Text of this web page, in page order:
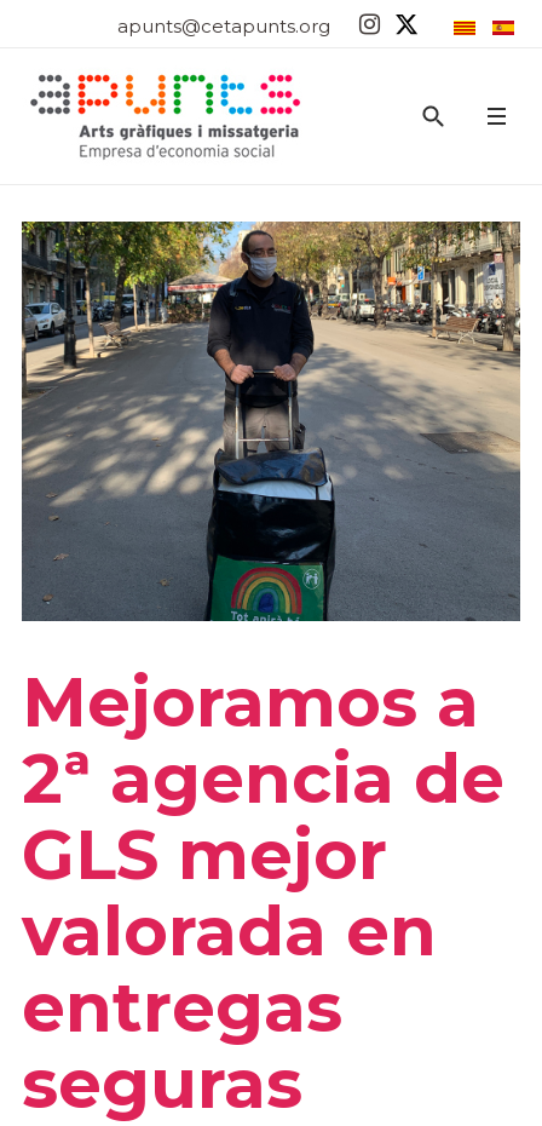
apunts@cetapunts.org
Mejoramos a
2ª agencia de
GLS mejor
valorada en
entregas
seguras